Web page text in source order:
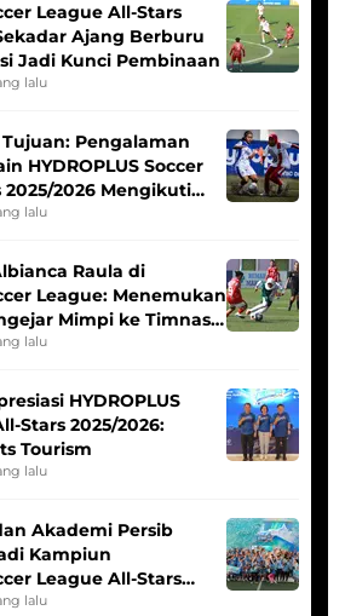
League All-Stars
Ajang Berburu
Jadi Kunci Pembinaan
lalu
Pengalaman
HYDROPLUS Soccer
2025/2026 Mengikuti
Putri
lalu
Raula di
League: Menemukan
Mimpi ke Timnas
lalu
HYDROPLUS
Stars 2025/2026:
Tourism
lalu
Akademi Persib
Kampiun
League All-Stars
lalu